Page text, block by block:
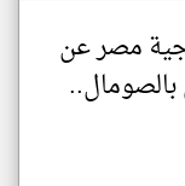
مصر عن
بالصومال..